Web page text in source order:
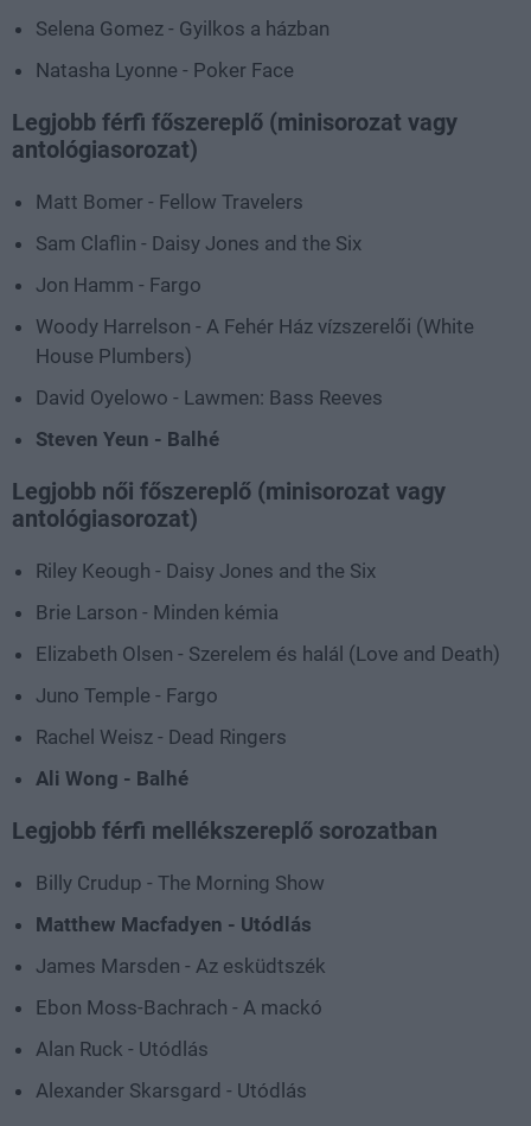
Selena Gomez - Gyilkos a házban
Natasha Lyonne - Poker Face
Legjobb férfi főszereplő (minisorozat vagy
antológiasorozat)
Matt Bomer - Fellow Travelers
Sam Claflin - Daisy Jones and the Six
Jon Hamm - Fargo
Woody Harrelson - A Fehér Ház vízszerelői (White
House Plumbers)
David Oyelowo - Lawmen: Bass Reeves
Steven Yeun - Balhé
Legjobb női főszereplő (minisorozat vagy
antológiasorozat)
Riley Keough - Daisy Jones and the Six
Brie Larson - Minden kémia
Elizabeth Olsen - Szerelem és halál (Love and Death)
Juno Temple - Fargo
Rachel Weisz - Dead Ringers
Ali Wong - Balhé
Legjobb férfi mellékszereplő sorozatban
Billy Crudup - The Morning Show
Matthew Macfadyen - Utódlás
James Marsden - Az esküdtszék
Ebon Moss-Bachrach - A mackó
Alan Ruck - Utódlás
Alexander Skarsgard - Utódlás